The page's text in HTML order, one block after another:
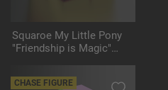
Squaroe My Little Pony
"Friendship is Magic"
Shimmer
CHASE FIGURE